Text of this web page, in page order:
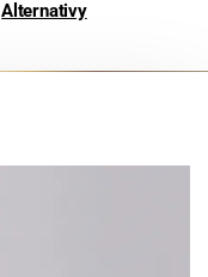
Alternativy